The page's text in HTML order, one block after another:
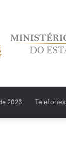
2026 Telefones